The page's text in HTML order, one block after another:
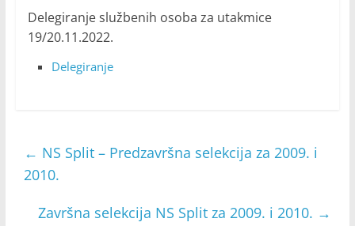
Delegiranje službenih osoba za utakmice
19/20.11.2022.
Delegiranje
← NS Split – Predzavršna selekcija za 2009. i
2010.
Završna selekcija NS Split za 2009. i 2010. →